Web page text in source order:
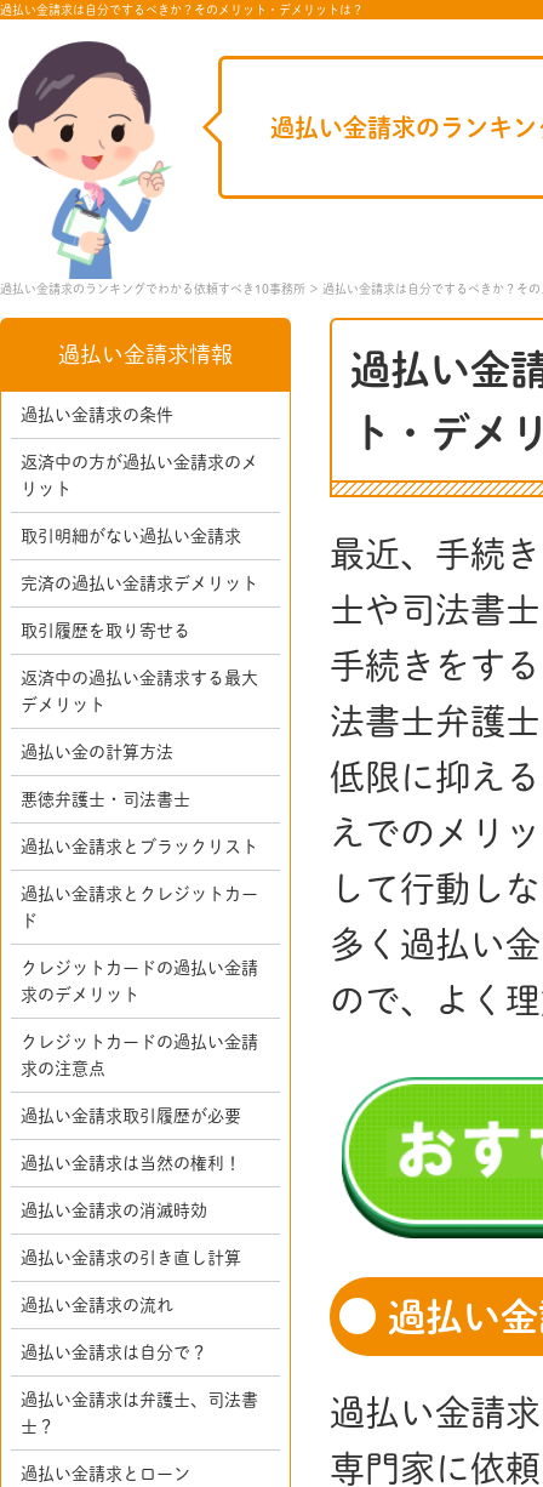
過払い金請求は自分でするべきか？そのメリット・デメリットは？
過払い金請求のランキ
過払い金請求のランキングでわかる依頼すべき10事務所 過払い金請求は自分でするべきか？そ
過払い金
ト・デメ
最近、手続
士や司法書
手続きをす
法書士弁護
低限に抑え
えでのメリ
して行動し
多く過払い
ので、よく
過払い
過払い金請
専門家に依
過払い金請求情報
過払い金請求の条件
返済中の方が過払い金請求のメ
リット
取引明細がない過払い金請求
完済の過払い金請求デメリット
取引履歴を取り寄せる
返済中の過払い金請求する最大
デメリット
過払い金の計算方法
悪徳弁護士・司法書士
過払い金請求とブラックリスト
過払い金請求とクレジットカー
ド
クレジットカードの過払い金請
求のデメリット
クレジットカードの過払い金請
求の注意点
過払い金請求取引履歴が必要
過払い金請求は当然の権利！
過払い金請求の消滅時効
過払い金請求の引き直し計算
過払い金請求の流れ
過払い金請求は自分で？
過払い金請求は弁護士、司法書
士？
過払い金請求とローン